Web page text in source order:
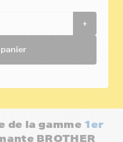
+
de la gamme 1er
BROTHER